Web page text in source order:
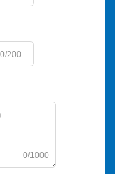
0/200
0/1000